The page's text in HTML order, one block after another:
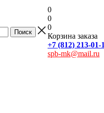
0
0
0
Корзина заказа
+7 (812) 213-01-
spb-mk@mail.ru